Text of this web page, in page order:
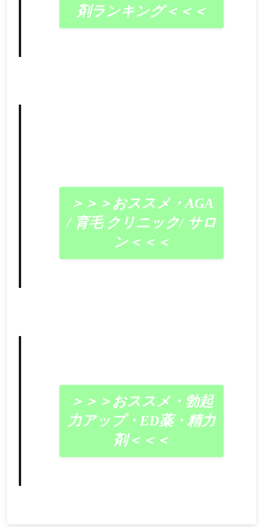
剤ランキング＜＜＜
＞＞＞おススメ・AGA
/ 育毛 クリニック/ サロ
ン＜＜＜
＞＞＞おススメ・勃起
力アップ・ED薬・精力
剤＜＜＜